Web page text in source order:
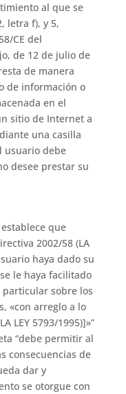
al que se
letra f), y 5,
CE del
de 12 de julio de
de manera
de información o
en el
sitio de Internet a
una casilla
usuario debe
desee prestar su
que
2002/58 (LA
haya dado su
le haya facilitado
sobre los
«con arreglo a lo
LEY 5793/1995)]»”
“debe permitir al
consecuencias de
dar y
se otorgue con